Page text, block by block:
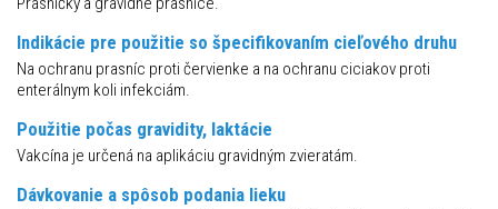
Indikácie pre použitie so špecifikovaním cieľového druhu
Na ochranu prasníc proti červienke a na ochranu ciciakov proti
enterálnym koli infekciám.
Použitie počas gravidity, laktácie
Vakcína je určená na aplikáciu gravidným zvieratám.
Dávkovanie a spôsob podania lieku